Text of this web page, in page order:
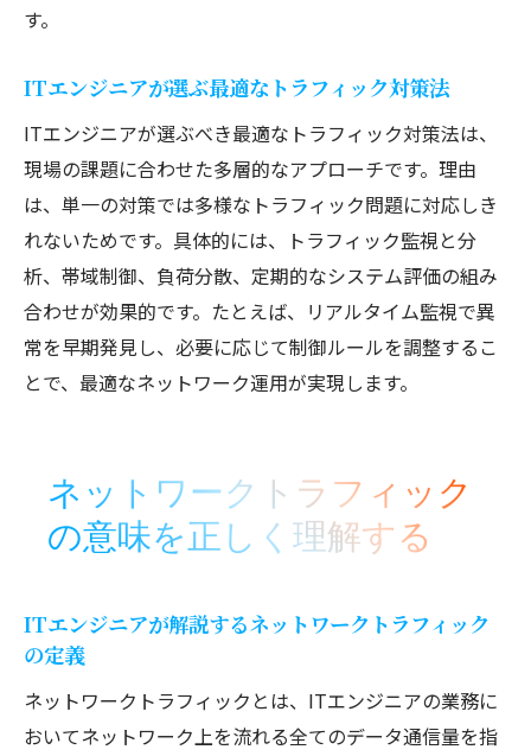
す。
ITエンジニアが選ぶ最適なトラフィック対策法
ITエンジニアが選ぶべき最適なトラフィック対策法は、
現場の課題に合わせた多層的なアプローチです。理由
は、単一の対策では多様なトラフィック問題に対応しき
れないためです。具体的には、トラフィック監視と分
析、帯域制御、負荷分散、定期的なシステム評価の組み
合わせが効果的です。たとえば、リアルタイム監視で異
常を早期発見し、必要に応じて制御ルールを調整するこ
とで、最適なネットワーク運用が実現します。
ネットワークトラフィック
の意味を正しく理解する
ITエンジニアが解説するネットワークトラフィック
の定義
ネットワークトラフィックとは、ITエンジニアの業務に
おいてネットワーク上を流れる全てのデータ通信量を指